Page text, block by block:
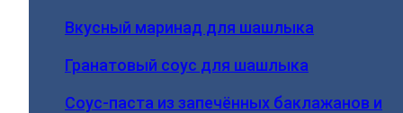
Вкусный маринад для шашлыка
Гранатовый соус для шашлыка
Соус-паста из запечённых баклажанов и